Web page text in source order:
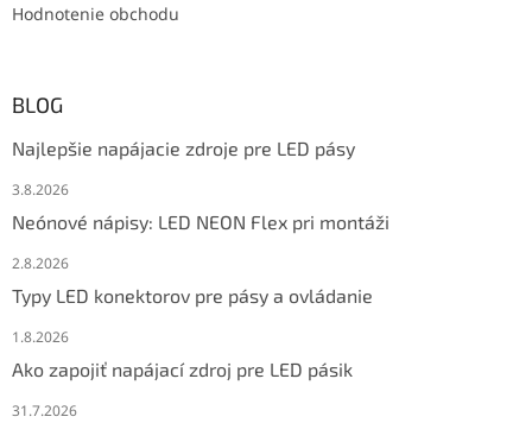
Hodnotenie obchodu
BLOG
Najlepšie napájacie zdroje pre LED pásy
3.8.2026
Neónové nápisy: LED NEON Flex pri montáži
2.8.2026
Typy LED konektorov pre pásy a ovládanie
1.8.2026
Ako zapojiť napájací zdroj pre LED pásik
31.7.2026